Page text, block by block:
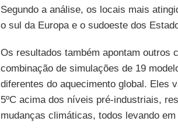
Segundo a análise, os locais mais
o sul da Europa e o sudoeste dos
Os resultados também apontam outros
combinação de simulações de 19
diferentes do aquecimento global. Eles
5ºC acima dos níveis pré-industriais,
mudanças climáticas, todos levando